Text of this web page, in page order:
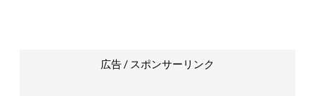
広告 / スポンサーリンク